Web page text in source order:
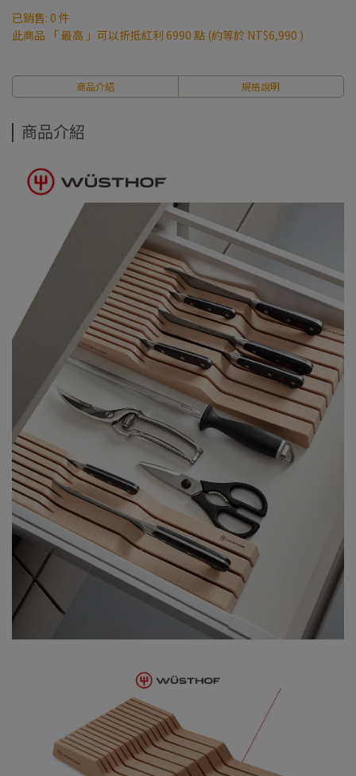
已銷售: 0 件
此商品 「 最高 」可以折抵紅利 6990 點 (約等於 NT$6,990 )
商品介紹 規格說明
商品介紹